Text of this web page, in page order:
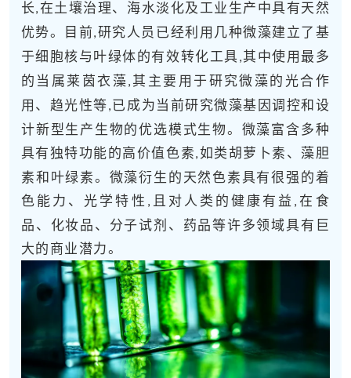
长,在土壤治理、海水淡化及工业生产中具有天然
优势。目前,研究人员已经利用几种微藻建立了基
于细胞核与叶绿体的有效转化工具,其中使用最多
的当属莱茵衣藻, 其主要用于研究微藻的光合作
用、趋光性等,已成为当前研究微藻基因调控和设
计新型生产生物的优选模式生物。微藻富含多种
具有独特功能的高价值色素,如类胡萝卜素、藻胆
素和叶绿素。微藻衍生的天然色素具有很强的着
色能力、光学特性 , 且对人类的健康有益 , 在食
品、化妆品、分子试剂、药品等许多领域具有巨
大的商业潜力。